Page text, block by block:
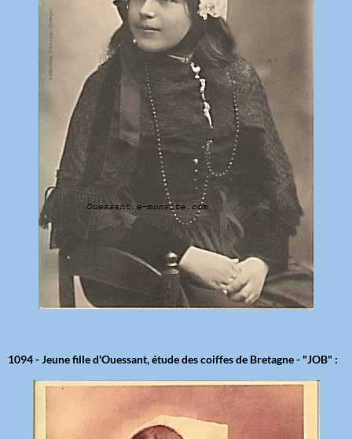
1094 - Jeune fille d'Ouessant, étude des coiffes de Bretagne - "JOB" :